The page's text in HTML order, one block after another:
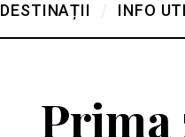
DESTINAȚII INFO
Prima